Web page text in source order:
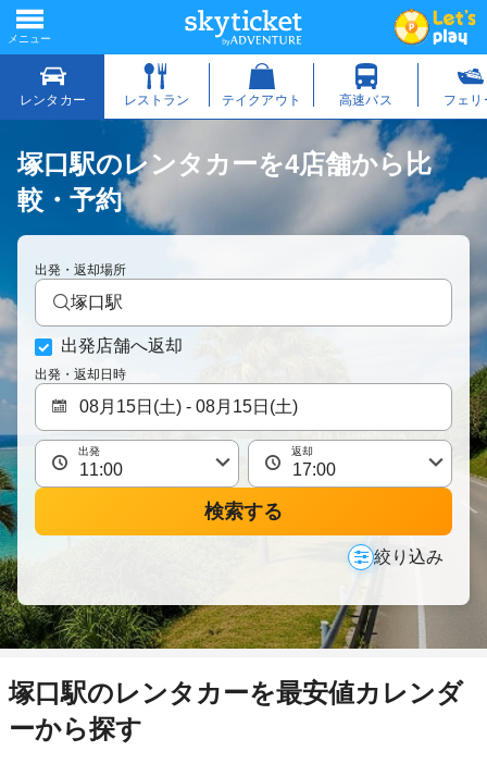
塚口駅のレンタカーを4店舗から比
較・予約
出発・返却場所
塚口駅
出発店舗へ返却
出発・返却日時
出発 返却
検索する
絞り込み
塚口駅のレンタカーを最安値カレンダ
ーから探す